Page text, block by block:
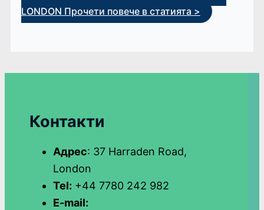
LONDON Прочети повече в статията >
Контакти
Адрес: 37 Harraden Road,
London
Tel: +44 7780 242 982
E-mail: